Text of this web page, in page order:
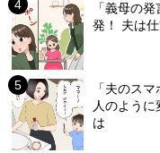
「義母の
発！ 夫は
「夫のス
人のよう
は